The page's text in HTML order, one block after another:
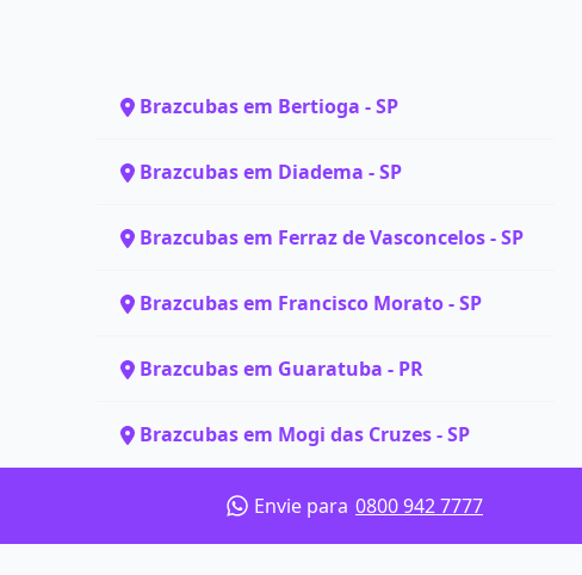
Brazcubas em Bertioga - SP
Brazcubas em Diadema - SP
Brazcubas em Ferraz de Vasconcelos - SP
Brazcubas em Francisco Morato - SP
Brazcubas em Guaratuba - PR
Brazcubas em Mogi das Cruzes - SP
Envie para 0800 942 7777